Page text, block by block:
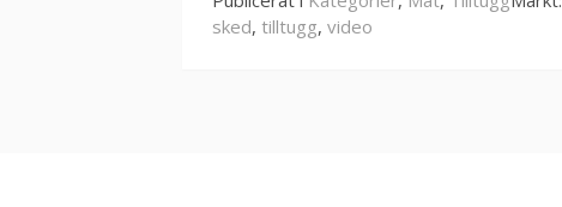
sked, tilltugg, video